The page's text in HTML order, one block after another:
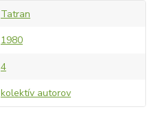
Tatran
1980
4
kolektív autorov